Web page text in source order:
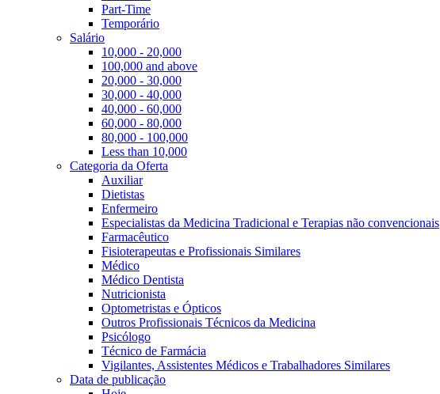
Part-Time
Temporário
Salário
10,000 - 20,000
100,000 and above
20,000 - 30,000
30,000 - 40,000
40,000 - 60,000
60,000 - 80,000
80,000 - 100,000
Less than 10,000
Categoria da Oferta
Auxiliar
Dietistas
Enfermeiro
Especialistas da Medicina Tradicional e Terapias não convencionais
Farmacêutico
Fisioterapeutas e Profissionais Similares
Médico
Médico Dentista
Nutricionista
Optometristas e Ópticos
Outros Profissionais Técnicos da Medicina
Psicólogo
Técnico de Farmácia
Vigilantes, Assistentes Médicos e Trabalhadores Similares
Data de publicação